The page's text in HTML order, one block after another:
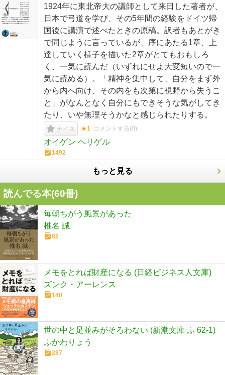
1924年に東北帝大の講師として来日した著者が、
日本で弓道を学び、その5年間の経験をドイツ帰
国後に講演で述べたときの原稿。訳者もあとがき
で同じように言っているが、序にあたる1章、上
達していく様子を描いた2章がとてもおもしろ
く、一気に読んだ（いずれにせよ大変短いので一
気に読める）。「精神を集中して、自分をまず外
から内へ向け、その内をも次第に視野から失うこ
と」がなんとなく自分にもできそうな気がしてき
たり、いや無理そうかなと感じられたりする。
ナイス ★1 コメントする(0)
オイゲン ヘリゲル
1492
もっと見る
読んでる本(60冊)
毎朝ちがう風景があった
椎名 誠
82
メモをとれば財産になる (日経ビジネス人文庫)
ズンク・アーレンス
140
世の中と足並みがそろわない (新潮文庫 ふ 62-1)
ふかわりょう
287